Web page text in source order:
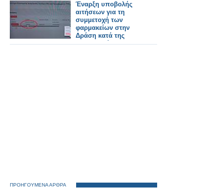
Έναρξη υποβολής
αιτήσεων για τη
συμμετοχή των
φαρμακείων στην
Δράση κατά της
Παχυσαρκίας-
ΠΡΟΗΓΟΥΜΕΝΑ ΑΡΘΡΑ